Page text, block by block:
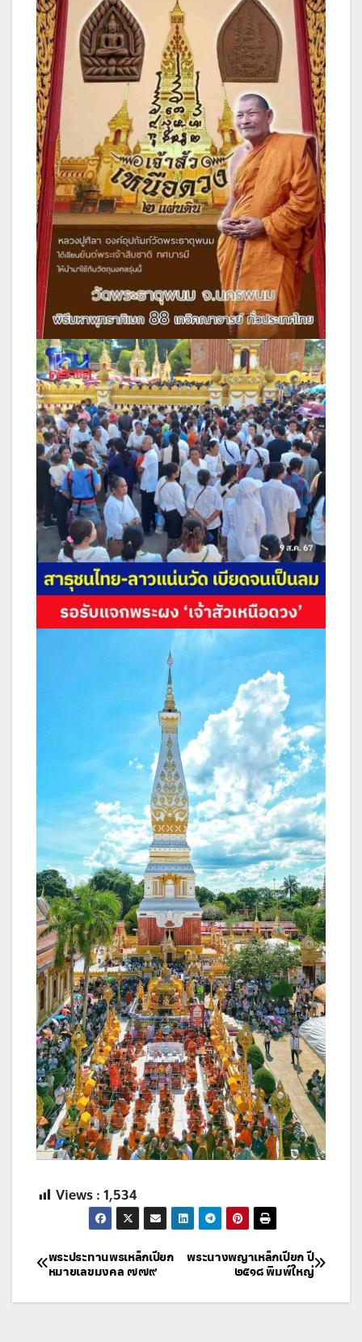
Views : 1,534
แนะแนว
เรื่อง
พระนางพญาเหล็กเปียก ปี
๒๕๑๘ พิมพ์ใหญ่
พระประทานพรเหล็กเปียก
หมายเลขมงคล ๗๗๙